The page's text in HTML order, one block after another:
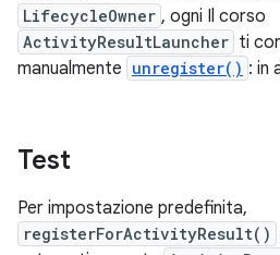
LifecycleOwner , ogni Il corso
ActivityResultLauncher ti
manualmente unregister() : in
Test
Per impostazione predefinita,
registerForActivityResult()